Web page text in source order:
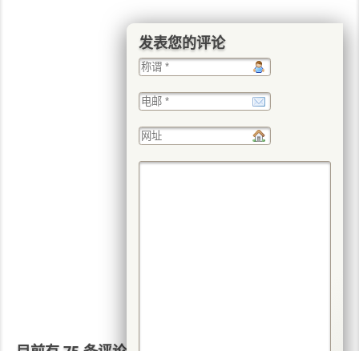
发表您的评论